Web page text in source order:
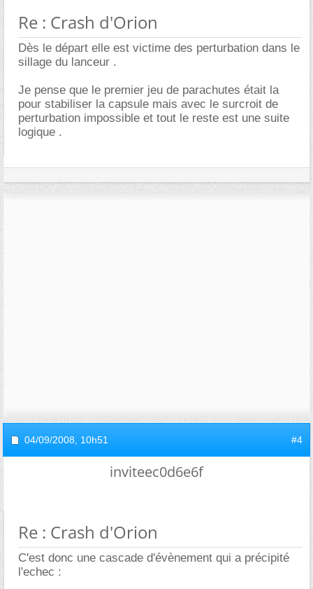
Re : Crash d'Orion
Dès le départ elle est victime des perturbation dans le
sillage du lanceur .
Je pense que le premier jeu de parachutes était la
pour stabiliser la capsule mais avec le surcroit de
perturbation impossible et tout le reste est une suite
logique .
04/09/2008, 10h51 #4
inviteec0d6e6f
Re : Crash d'Orion
C'est donc une cascade d'évènement qui a précipité
l'echec :